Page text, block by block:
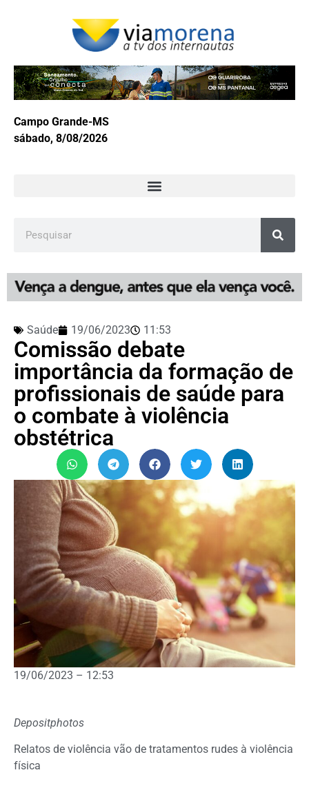
Campo Grande-MS
sábado, 8/08/2026
Saúde 19/06/2023 11:53
Comissão debate
importância da formação de
profissionais de saúde para
o combate à violência
obstétrica
19/06/2023 – 12:53
Depositphotos
Relatos de violência vão de tratamentos rudes à violência
física